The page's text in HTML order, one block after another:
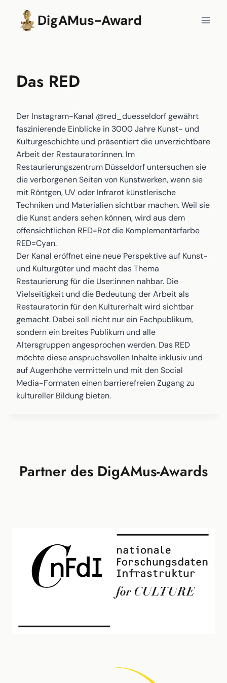
springen
DigAMus-Award
Das RED
Der Instagram-Kanal @red_duesseldorf gewährt
faszinierende Einblicke in 3000 Jahre Kunst- und
Kulturgeschichte und präsentiert die unverzichtbare
Arbeit der Restaurator:innen. Im
Restaurierungszentrum Düsseldorf untersuchen sie
die verborgenen Seiten von Kunstwerken, wenn sie
mit Röntgen, UV oder Infrarot künstlerische
Techniken und Materialien sichtbar machen. Weil sie
die Kunst anders sehen können, wird aus dem
offensichtlichen RED=Rot die Komplementärfarbe
RED=Cyan.
Der Kanal eröffnet eine neue Perspektive auf Kunst-
und Kulturgüter und macht das Thema
Restaurierung für die User:innen nahbar. Die
Vielseitigkeit und die Bedeutung der Arbeit als
Restaurator:in für den Kulturerhalt wird sichtbar
gemacht. Dabei soll nicht nur ein Fachpublikum,
sondern ein breites Publikum und alle
Altersgruppen angesprochen werden. Das RED
möchte diese anspruchsvollen Inhalte inklusiv und
auf Augenhöhe vermitteln und mit den Social
Media-Formaten einen barrierefreien Zugang zu
kultureller Bildung bieten.
Partner des DigAMus-Awards